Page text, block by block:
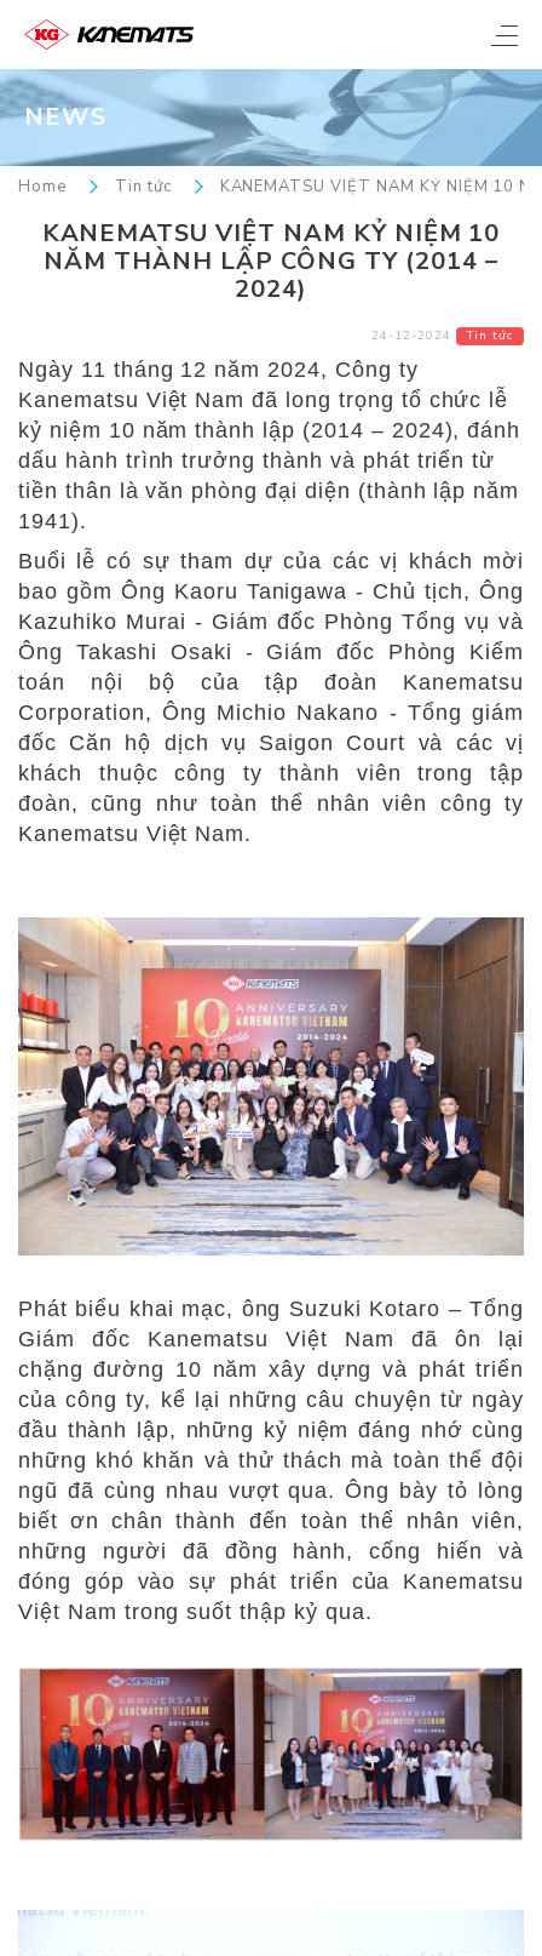
NEWS
Home Tin tức KANEMATSU VIỆT NAM KỶ NIỆM 10
KANEMATSU VIỆT NAM KỶ NIỆM 10
NĂM THÀNH LẬP CÔNG TY (2014 –
2024)
24-12-2024 Tin tức
Ngày 11 tháng 12 năm 2024, Công ty
Kanematsu Việt Nam đã long trọng tổ chức lễ
kỷ niệm 10 năm thành lập (2014 – 2024), đánh
dấu hành trình trưởng thành và phát triển từ
tiền thân là văn phòng đại diện (thành lập năm
1941).
Buổi lễ có sự tham dự của các vị khách mời
bao gồm Ông Kaoru Tanigawa - Chủ tịch, Ông
Kazuhiko Murai - Giám đốc Phòng Tổng vụ và
Ông Takashi Osaki - Giám đốc Phòng Kiểm
toán nội bộ của tập đoàn Kanematsu
Corporation, Ông Michio Nakano - Tổng giám
đốc Căn hộ dịch vụ Saigon Court và các vị
khách thuộc công ty thành viên trong tập
đoàn, cũng như toàn thể nhân viên công ty
Kanematsu Việt Nam.
Phát biểu khai mạc, ông Suzuki Kotaro – Tổng
Giám đốc Kanematsu Việt Nam đã ôn lại
chặng đường 10 năm xây dựng và phát triển
của công ty, kể lại những câu chuyện từ ngày
đầu thành lập, những kỷ niệm đáng nhớ cùng
những khó khăn và thử thách mà toàn thể đội
ngũ đã cùng nhau vượt qua. Ông bày tỏ lòng
biết ơn chân thành đến toàn thể nhân viên,
những người đã đồng hành, cống hiến và
đóng góp vào sự phát triển của Kanematsu
Việt Nam trong suốt thập kỷ qua.